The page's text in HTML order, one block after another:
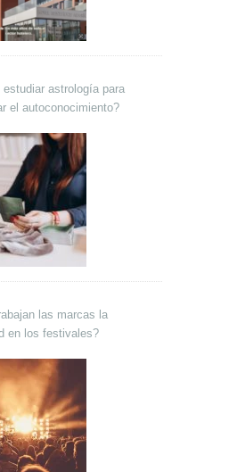
estudiar astrología para
el autoconocimiento?
las marcas la
en los festivales?